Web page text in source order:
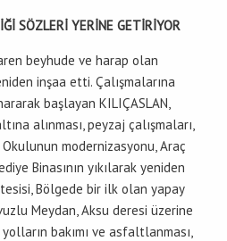
SÖZLERİ YERİNE GETİRİYOR
beyhude ve harap olan
inşaa etti. Çalışmalarına
başlayan KILIÇASLAN,
alınması, peyzaj çalışmaları,
modernizasyonu, Araç
Binasının yıkılarak yeniden
Bölgede bir ilk olan yapay
Meydan, Aksu deresi üzerine
bakımı ve asfaltlanması,